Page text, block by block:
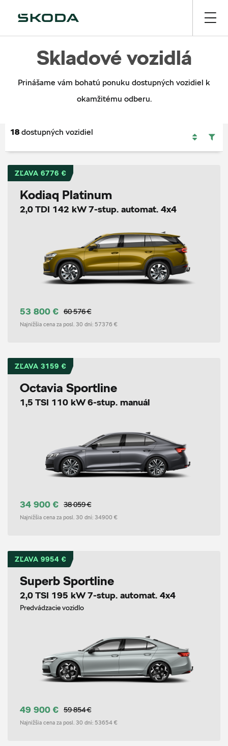
Skladové vozidlá
Prinášame vám bohatú ponuku dostupných vozidiel k
okamžitému odberu.
18 dostupných vozidiel
ZĽAVA 6776 €
Kodiaq Platinum
2,0 TDI 142 kW 7-stup. automat. 4x4
53 800 € 60 576 €
Najnižšia cena za posl. 30 dní: 57376 €
ZĽAVA 3159 €
Octavia Sportline
1,5 TSI 110 kW 6-stup. manuál
34 900 € 38 059 €
Najnižšia cena za posl. 30 dní: 34900 €
ZĽAVA 9954 €
Superb Sportline
2,0 TSI 195 kW 7-stup. automat. 4x4
Predvádzacie vozidlo
49 900 € 59 854 €
Najnižšia cena za posl. 30 dní: 53654 €